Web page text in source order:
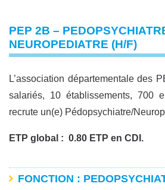
PEP 2B –
NEUROPEDIATRE (H/F)
L’association départementale des
salariés, 10 établissements, 700
recrute un(e) Pédopsychiatre/
ETP global : 0.80 ETP en CDI.
FONCTION :